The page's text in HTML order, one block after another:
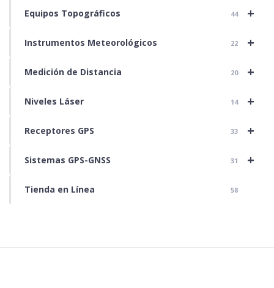
+
Equipos Topográficos 44
+
Instrumentos Meteorológicos 22
+
Medición de Distancia 20
+
Niveles Láser 14
+
Receptores GPS 33
+
Sistemas GPS-GNSS 31
Tienda en Línea 58